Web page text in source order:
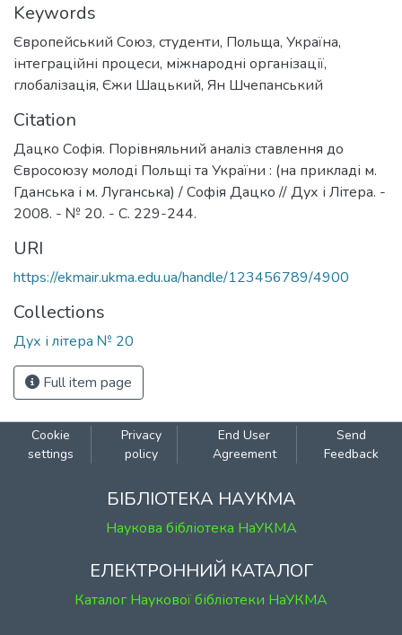
Keywords
Європейський Союз, студенти, Польща, Україна,
інтеграційні процеси, міжнародні організації,
глобалізація, Єжи Шацький, Ян Шчепанський
Citation
Дацко Софія. Порівняльний аналіз ставлення до
Євросоюзу молоді Польщі та України : (на прикладі м.
Гданська і м. Луганська) / Софія Дацко // Дух і Літера. -
2008. - № 20. - С. 229-244.
URI
https://ekmair.ukma.edu.ua/handle/123456789/4900
Collections
Дух і літера № 20
Full item page
Cookie
settings
Privacy
policy
End User
Agreement
Send
Feedback
БІБЛІОТЕКА НАУКМА
Наукова бібліотека НаУКМА
ЕЛЕКТРОННИЙ КАТАЛОГ
Каталог Наукової бібліотеки НаУКМА